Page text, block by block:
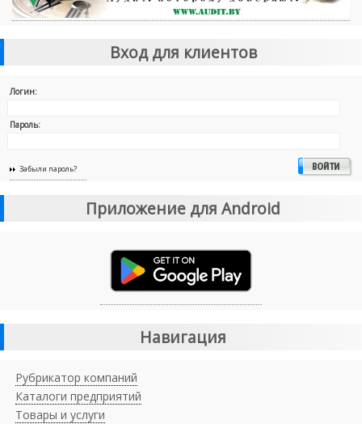
Вход для клиентов
Логин:
Пароль:
Забыли пароль?
Приложение для Android
Навигация
Рубрикатор компаний
Каталоги предприятий
Товары и услуги